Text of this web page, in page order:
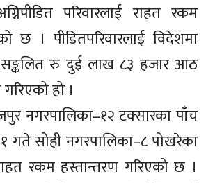
परिवारलाई राहत रकम
छ । पीडितपरिवारलाई विदेशमा
सङ्कलित रु दुई लाख ८३ हजार आठ
हो ।
नगरपालिका–१२ टक्सारका पाँच
गते सोही नगरपालिका–८ पोखरेका
रकम हस्तान्तरण गरिएको छ ।